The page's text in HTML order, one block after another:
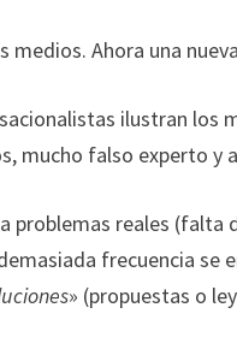
Ahora una
ilustran los
mucho falso experto y
problemas reales
frecuencia se
» (propuestas o